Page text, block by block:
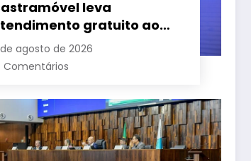
leva
gratuito ao
Pastor e amplia
com cães e gatos
agosto de 2026
Comentários